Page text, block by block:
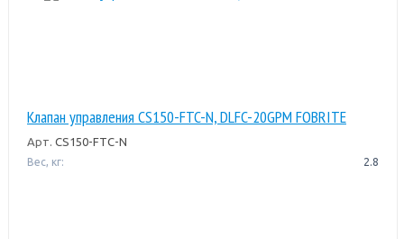
Клапан управления CS150-FTC-N, DLFC-20GPM FOBRITE
Арт. CS150-FTC-N
Вес, кг: 2.8